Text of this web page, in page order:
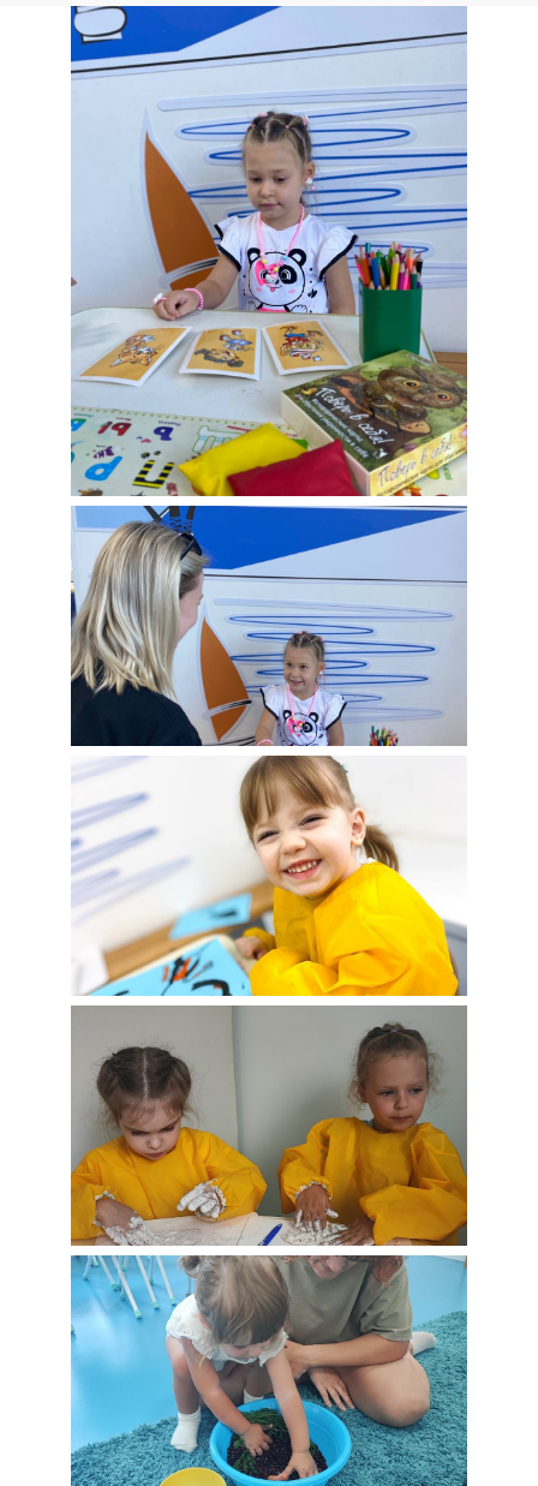
окружить ребенка заботой и вниманием,
раскрывая его потенциал.
Людмила Ляджина, собственник
детского сада и клуба
Sun School Новочеркасская